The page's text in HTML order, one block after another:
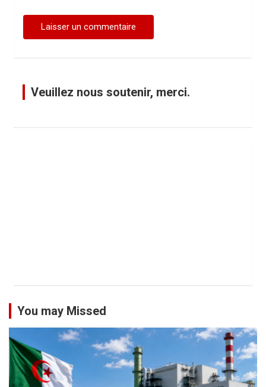
Veuillez nous soutenir, merci.
You may Missed